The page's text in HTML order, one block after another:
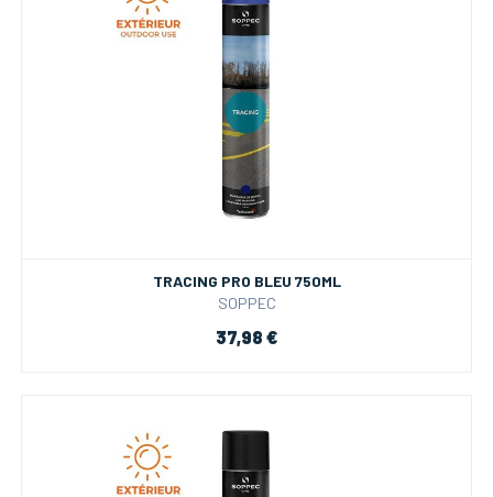
TRACING PRO BLEU 750ML
SOPPEC
37,98 €